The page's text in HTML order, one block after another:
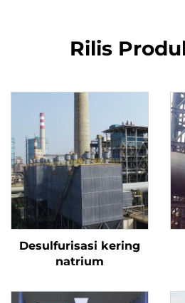
Rilis
Desulfurisasi kering
natrium